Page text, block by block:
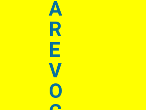
A
R
E
V
O